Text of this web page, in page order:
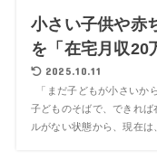
小さい子供や赤
を「在宅月収20
2025.10.11
「まだ子どもが小さいか
子どものそばで、できれ
ルがない状態から、現在